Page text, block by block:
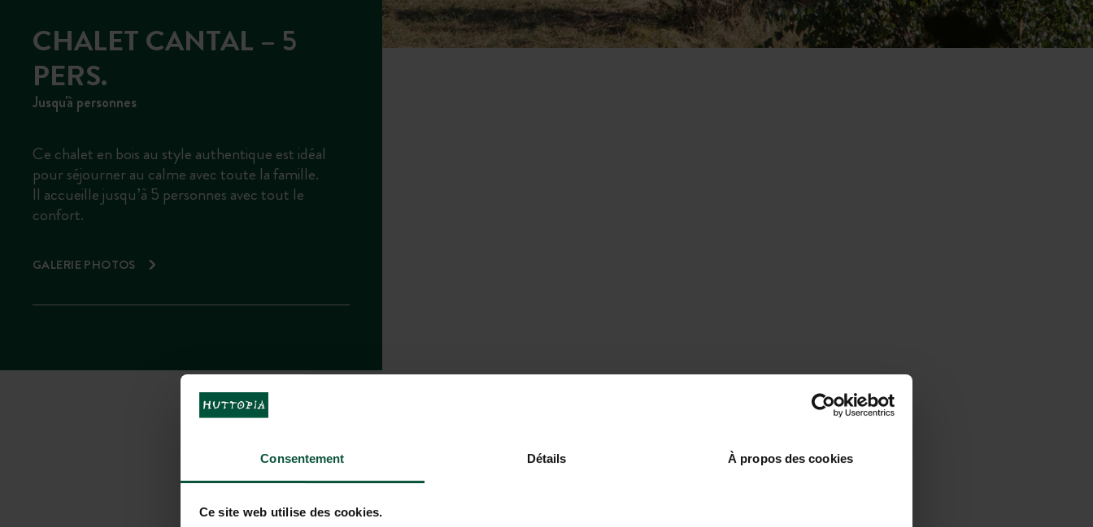
Consentement Détails À propos des cookies
Ce site web utilise des cookies.
CHALET CANTAL – 5
PERS.
Jusqu'à personnes
Ce chalet en bois au style authentique est idéal
pour séjourner au calme avec toute la famille.
Il accueille jusqu’à 5 personnes avec tout le
confort.
GALERIE PHOTOS